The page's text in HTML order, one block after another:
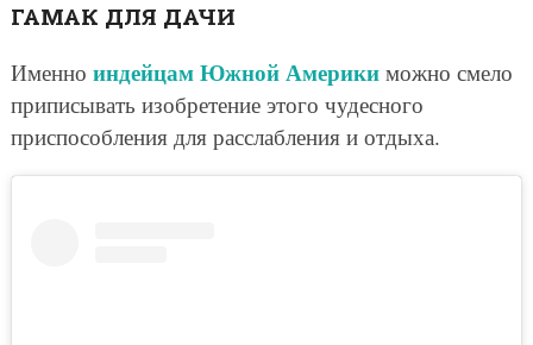
ГАМАК ДЛЯ ДАЧИ
Именно индейцам Южной Америкиможно смело
приписывать изобретение этого чудесного
приспособления для расслабления и отдыха.